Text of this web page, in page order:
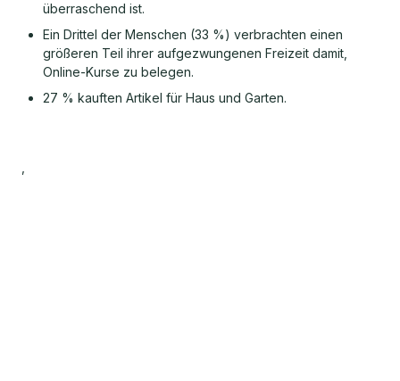
überraschend ist.
Ein Drittel der Menschen (33 %) verbrachten einen
größeren Teil ihrer aufgezwungenen Freizeit damit,
Online-Kurse zu belegen.
27 % kauften Artikel für Haus und Garten.